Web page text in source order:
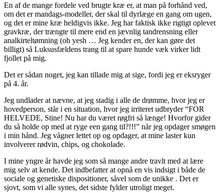
En af de mange fordele ved brugte kræ er, at man på forhånd ved,
om det er mandags-modeller, der skal til dyrlæge en gang om ugen,
og det er mine kræ heldigvis ikke. Jeg har faktisk ikke rigtigt oplevet
gravkræ, der trængte til mere end en jævnlig tandrensning eller
analkirteltømning (oh yesh … Jeg kender en, der kan gøre det
billigt) så Luksusfældens trang til at spare hunde væk virker lidt
fjollet på mig.
Det er sådan noget, jeg kan tillade mig at sige, fordi jeg er eksryger
på 4. år.
Jeg undlader at nævne, at jeg stadig i alle de drømme, hvor jeg er
hovedperson, står i en situation, hvor jeg irriteret udbryder “FOR
HELVEDE, Stine! Nu har du været røgfri så længe! Hvorfor gider
du så holde op med at ryge een gang til?!!!” når jeg opdager smøgen
i min hånd. Jeg vågner lettet op og opdager, at mine laster kun
involverer rødvin, chips, og chokolade.
I mine yngre år havde jeg som så mange andre travlt med at lære
mig selv at kende. Det indbefatter at opnå en vis indsigt i både de
sociale og genetiske dispositioner, såvel som de unikke . Det er
sjovt, som vi alle synes, det sidste fylder utroligt meget.